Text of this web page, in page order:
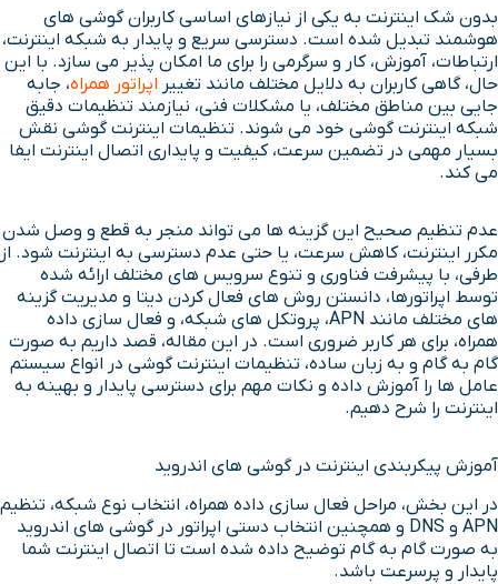
بدون شک اینترنت به یکی از نیازهای اساسی کاربران گوشی های
هوشمند تبدیل شده است. دسترسی سریع و پایدار به شبکه اینترنت،
ارتباطات، آموزش، کار و سرگرمی را برای ما امکان پذیر می سازد. با این
حال، گاهی کاربران به دلایل مختلف مانند تغییر اپراتور همراه، جابه
جایی بین مناطق مختلف، یا مشکلات فنی، نیازمند تنظیمات دقیق
شبکه اینترنت گوشی خود می شوند. تنظیمات اینترنت گوشی نقش
بسیار مهمی در تضمین سرعت، کیفیت و پایداری اتصال اینترنت ایفا
می کند.
عدم تنظیم صحیح این گزینه ها می تواند منجر به قطع و وصل شدن
مکرر اینترنت، کاهش سرعت، یا حتی عدم دسترسی به اینترنت شود. از
طرفی، با پیشرفت فناوری و تنوع سرویس های مختلف ارائه شده
توسط اپراتورها، دانستن روش های فعال کردن دیتا و مدیریت گزینه
های مختلف مانند APN، پروتکل های شبکه، و فعال سازی داده
همراه، برای هر کاربر ضروری است. در این مقاله، قصد داریم به صورت
گام به گام و به زبان ساده، تنظیمات اینترنت گوشی در انواع سیستم
عامل ها را آموزش داده و نکات مهم برای دسترسی پایدار و بهینه به
اینترنت را شرح دهیم.
آموزش پیکربندی اینترنت در گوشی های اندروید
در این بخش، مراحل فعال سازی داده همراه، انتخاب نوع شبکه، تنظیم
APN و DNS و همچنین انتخاب دستی اپراتور در گوشی های اندروید
به صورت گام به گام توضیح داده شده است تا اتصال اینترنت شما
پایدار و پرسرعت باشد.